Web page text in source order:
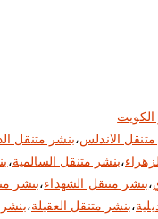
الكويت
الاندلس،بنشر متنقل
،بنشر متنقل السالمية،
،بنشر متنقل الشهداء،بنشر
،بنشر متنقل العقيلة،